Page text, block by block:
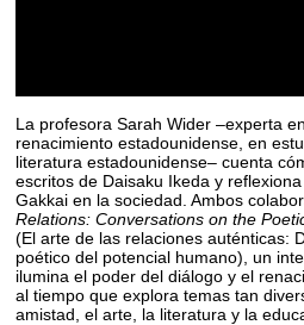
La profesora Sarah Wider –experta
renacimiento estadounidense, en
literatura estadounidense– cuenta
escritos de Daisaku Ikeda y
Gakkai en la sociedad. Ambos
Relations: Conversations on the
(El arte de las relaciones auténticas:
poético del potencial humano), un
ilumina el poder del diálogo y el
al tiempo que explora temas tan
amistad, el arte, la literatura y la